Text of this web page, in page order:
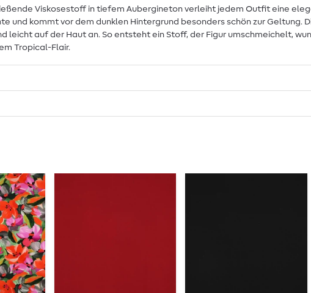
Viskosestoff in tiefem Aubergineton verleiht jedem Outfit eine
und kommt vor dem dunklen Hintergrund besonders schön zur Geltung.
leicht auf der Haut an. So entsteht ein Stoff, der Figur umschmeichelt,
Tropical-Flair.